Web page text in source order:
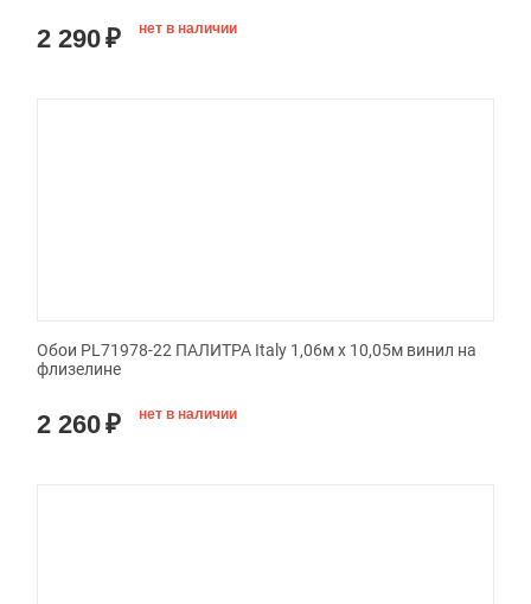
2 290₽ нет в наличии
Обои PL71978-22 ПАЛИТРА Italy 1,06м х 10,05м винил на
флизелине
2 260₽ нет в наличии